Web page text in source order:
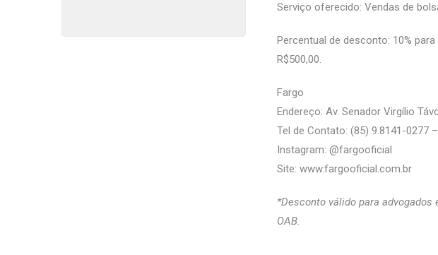
Serviço oferecido: Vendas de
Percentual de desconto: 10%
R$500,00.
Fargo
Endereço: Av. Senador Virgílio
Tel de Contato: (85) 9.8141-0277
Instagram: @fargooficial
Site: www.fargooficial.com.br
*Desconto válido para
OAB.